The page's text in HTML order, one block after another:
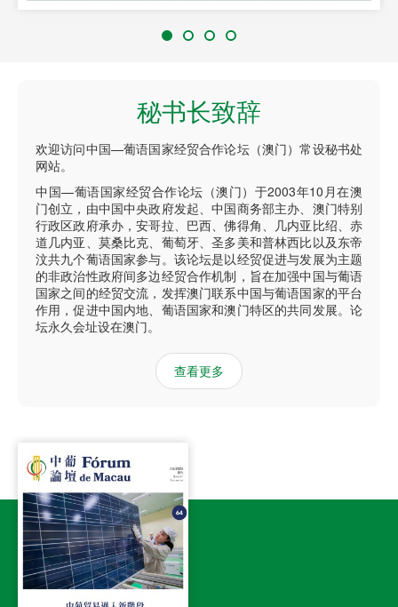
秘书长致辞
欢迎访问中国—葡语国家经贸合作论坛（澳门）常设秘书处
网站。
中国—葡语国家经贸合作论坛（澳门）于2003年10月在澳
门创立，由中国中央政府发起、中国商务部主办、澳门特别
行政区政府承办，安哥拉、巴西、佛得角、几内亚比绍、赤
道几内亚、莫桑比克、葡萄牙、圣多美和普林西比以及东帝
汶共九个葡语国家参与。该论坛是以经贸促进与发展为主题
的非政治性政府间多边经贸合作机制，旨在加强中国与葡语
国家之间的经贸交流，发挥澳门联系中国与葡语国家的平台
作用，促进中国内地、葡语国家和澳门特区的共同发展。论
坛永久会址设在澳门。
查看更多